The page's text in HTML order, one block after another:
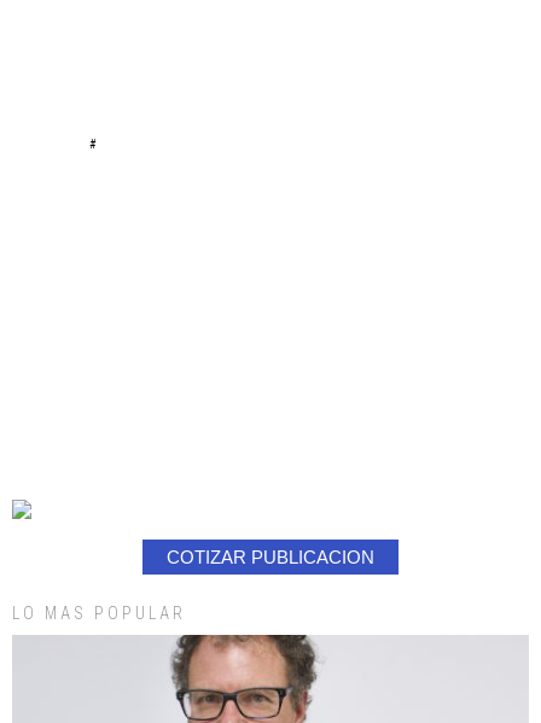
#
COTIZAR PUBLICACION
LO MAS POPULAR